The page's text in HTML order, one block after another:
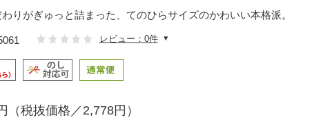
りがぎゅっと詰まった、てのひらサイズのかわいい本格派。
レビュー：0件
（税抜価格／2,778円）